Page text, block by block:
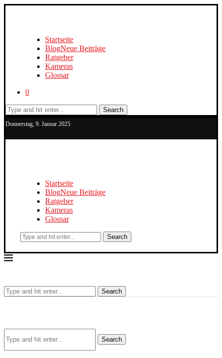
Startseite
BlogNeue Beiträge
Ratgeber
Kameras
Glossar
0
Search
Donnerstag, 9. Januar 2025
Startseite
BlogNeue Beiträge
Ratgeber
Kameras
Glossar
Search
Search
Search